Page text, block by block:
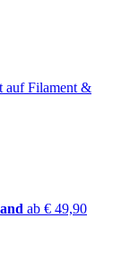
auf Filament &
ab € 49,90